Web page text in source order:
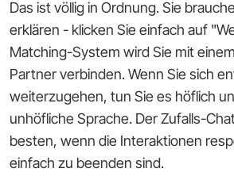
Das ist völlig in Ordnung. Sie
erklären - klicken Sie einfach auf
Matching-System wird Sie mit
Partner verbinden. Wenn Sie sich
weiterzugehen, tun Sie es höflich
unhöfliche Sprache. Der Zufalls-
besten, wenn die Interaktionen
einfach zu beenden sind.